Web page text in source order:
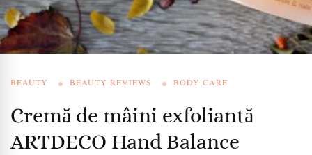
BEAUTY BEAUTY REVIEWS BODY CARE
Cremă de mâini exfoliantă
ARTDECO Hand Balance